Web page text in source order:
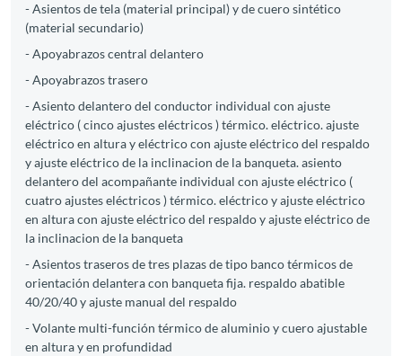
- Asientos de tela (material principal) y de cuero sintético
(material secundario)
- Apoyabrazos central delantero
- Apoyabrazos trasero
- Asiento delantero del conductor individual con ajuste
eléctrico ( cinco ajustes eléctricos ) térmico. eléctrico. ajuste
eléctrico en altura y eléctrico con ajuste eléctrico del respaldo
y ajuste eléctrico de la inclinacion de la banqueta. asiento
delantero del acompañante individual con ajuste eléctrico (
cuatro ajustes eléctricos ) térmico. eléctrico y ajuste eléctrico
en altura con ajuste eléctrico del respaldo y ajuste eléctrico de
la inclinacion de la banqueta
- Asientos traseros de tres plazas de tipo banco térmicos de
orientación delantera con banqueta fija. respaldo abatible
40/20/40 y ajuste manual del respaldo
- Volante multi-función térmico de aluminio y cuero ajustable
en altura y en profundidad